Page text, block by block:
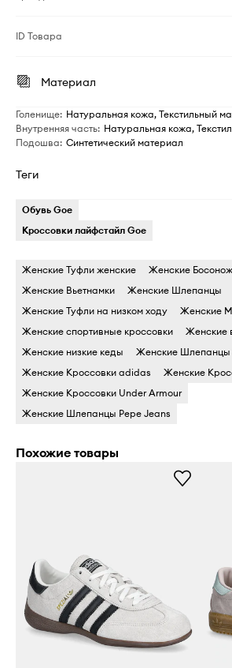
ID Товара
Материал
Голенище: Натуральная кожа, Текстильный
Внутренняя часть: Натуральная кожа,
Подошва: Синтетический материал
Теги
Обувь Goe
Кросcовки лайфстайл Goe
Женские Туфли женские
Женские
Женские Вьетнамки
Женские Шлепанцы
Женские Туфли на низком ходу
Женские
Женские спортивные кроссовки
Женские
Женские низкие кеды
Женские Шлепанцы
Женские Кроссовки adidas
Женские
Женские Кроссовки Under Armour
Женские Шлепанцы Pepe Jeans
Похожие товары